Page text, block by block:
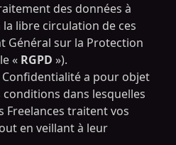
des données à
libre circulation de ces
Général sur la Protection
« RGPD »).
a pour objet
dans lesquelles
Freelances traitent vos
en veillant à leur